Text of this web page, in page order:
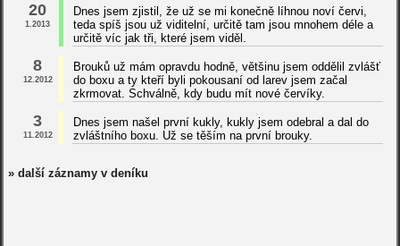
20
1.2013
Dnes jsem zjistil, že už se mi konečně líhnou noví červi,
teda spíš jsou už viditelní, určitě tam jsou mnohem déle a
určitě víc jak tři, které jsem viděl.
8
12.2012
Brouků už mám opravdu hodně, většinu jsem oddělil zvlášť
do boxu a ty kteří byli pokousaní od larev jsem začal
zkrmovat. Schválně, kdy budu mít nové červíky.
3
11.2012
Dnes jsem našel první kukly, kukly jsem odebral a dal do
zvláštního boxu. Už se těším na první brouky.
» další záznamy v deníku